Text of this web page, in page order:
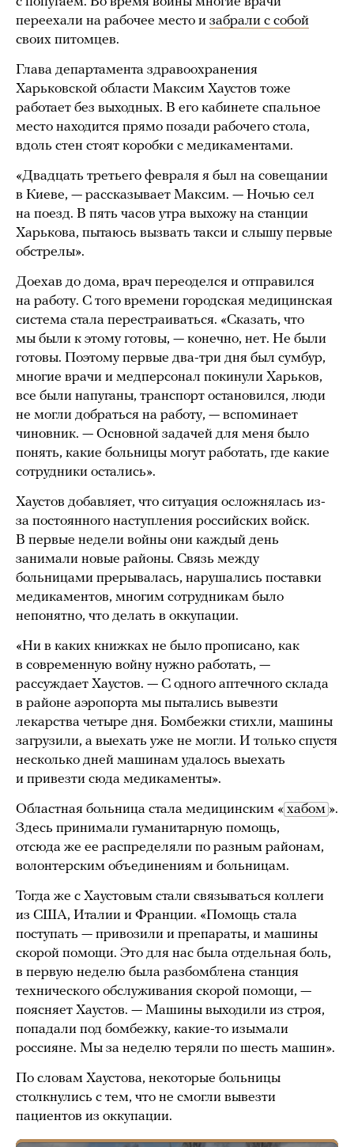
переехали на рабочее место и забрали с собой
своих питомцев.
Глава департамента здравоохранения
Харьковской области Максим Хаустов тоже
работает без выходных. В его кабинете спальное
место находится прямо позади рабочего стола,
вдоль стен стоят коробки с медикаментами.
«Двадцать третьего февраля я был на совещании
в Киеве, — рассказывает Максим. — Ночью сел
на поезд. В пять часов утра выхожу на станции
Харькова, пытаюсь вызвать такси и слышу первые
обстрелы».
Доехав до дома, врач переоделся и отправился
на работу. С того времени городская медицинская
система стала перестраиваться. «Сказать, что
мы были к этому готовы, — конечно, нет. Не были
готовы. Поэтому первые два-три дня был сумбур,
многие врачи и медперсонал покинули Харьков,
все были напуганы, транспорт остановился, люди
не могли добраться на работу, — вспоминает
чиновник. — Основной задачей для меня было
понять, какие больницы могут работать, где какие
сотрудники остались».
Хаустов добавляет, что ситуация осложнялась из-
за постоянного наступления российских войск.
В первые недели войны они каждый день
занимали новые районы. Связь между
больницами прерывалась, нарушались поставки
медикаментов, многим сотрудникам было
непонятно, что делать в оккупации.
«Ни в каких книжках не было прописано, как
в современную войну нужно работать, —
рассуждает Хаустов. — С одного аптечного склада
в районе аэропорта мы пытались вывезти
лекарства четыре дня. Бомбежки стихли, машины
загрузили, а выехать уже не могли. И только спустя
несколько дней машинам удалось выехать
и привезти сюда медикаменты».
Областная больница стала медицинским « хабом ».
Здесь принимали гуманитарную помощь,
отсюда же ее распределяли по разным районам,
волонтерским объединениям и больницам.
Тогда же с Хаустовым стали связываться коллеги
из США, Италии и Франции. «Помощь стала
поступать — привозили и препараты, и машины
скорой помощи. Это для нас была отдельная боль,
в первую неделю была разбомблена станция
технического обслуживания скорой помощи, —
поясняет Хаустов. — Машины выходили из строя,
попадали под бомбежку, какие-то изымали
россияне. Мы за неделю теряли по шесть машин».
По словам Хаустова, некоторые больницы
столкнулись с тем, что не смогли вывезти
пациентов из оккупации.